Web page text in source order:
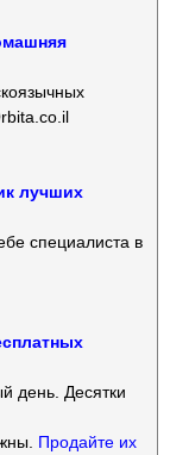
лучших
специалиста в
день. Десятки
Продайте их